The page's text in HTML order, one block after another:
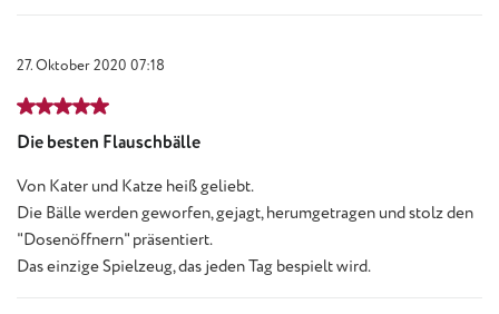
27. Oktober 2020 07:18
Bewertung mit 5 von 5 Sternen
Die besten Flauschbälle
Von Kater und Katze heiß geliebt.
Die Bälle werden geworfen, gejagt, herumgetragen und stolz den
"Dosenöffnern" präsentiert.
Das einzige Spielzeug, das jeden Tag bespielt wird.